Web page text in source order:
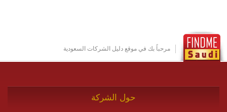
http://www.plutosms.com/zagel
مرحباً بك في موقع دليل الشركات السعودية
حول الشركة